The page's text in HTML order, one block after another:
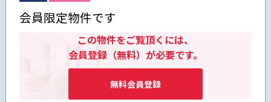
会員限定物件です
この物件をご覧頂くには、
会員登録（無料）が必要です。
無料会員登録